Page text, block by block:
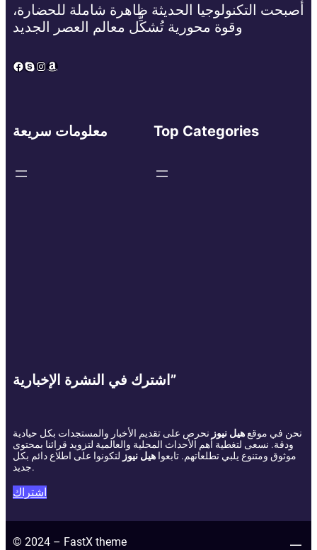
أصبحت التكنولوجيا الحديثة ظاهرة شاملة للحضارة،
وقوة محورية تُشكِّل معالم العصر الجديد
Facebook
Skype
Instagram
Amazon
معلومات سريعة Top Categories
اشترك في النشرة الإخبارية”
نحن في موقعهيل نيوز نحرص على تقديم الأخبار والمستجدات بكل حيادية
ودقة. نسعى لتغطية أهم الأحداث المحلية والعالمية لتزويد قرائنا بمحتوى
موثوق ومتنوع يلبي تطلعاتهم. تابعوا هيل نيوز لتكونوا على اطلاع دائم بكل
جديد.
اشتراك
© 2024 – FastX theme